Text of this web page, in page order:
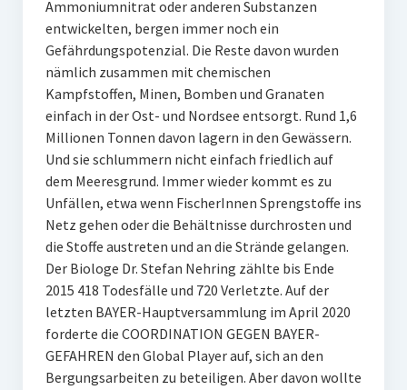
Ammoniumnitrat oder anderen Substanzen
entwickelten, bergen immer noch ein
Gefährdungspotenzial. Die Reste davon wurden
nämlich zusammen mit chemischen
Kampfstoffen, Minen, Bomben und Granaten
einfach in der Ost- und Nordsee entsorgt. Rund 1,6
Millionen Tonnen davon lagern in den Gewässern.
Und sie schlummern nicht einfach friedlich auf
dem Meeresgrund. Immer wieder kommt es zu
Unfällen, etwa wenn FischerInnen Sprengstoffe ins
Netz gehen oder die Behältnisse durchrosten und
die Stoffe austreten und an die Strände gelangen.
Der Biologe Dr. Stefan Nehring zählte bis Ende
2015 418 Todesfälle und 720 Verletzte. Auf der
letzten BAYER-Hauptversammlung im April 2020
forderte die COORDINATION GEGEN BAYER-
GEFAHREN den Global Player auf, sich an den
Bergungsarbeiten zu beteiligen. Aber davon wollte